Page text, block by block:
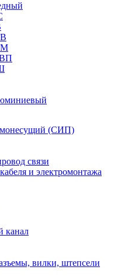
(СИП)
связи
и электромонтажа
канал
вилки, штепсели